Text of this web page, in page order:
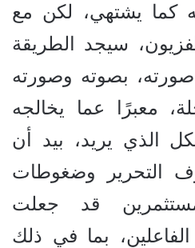
كما يشتهي، لكن مع
سيجد الطريقة
صورته، بصوته وصورته
معبرًا عما يخالجه
الذي يريد، بيد أن
التحرير وضغوطات
قد جعلت
بما في ذلك